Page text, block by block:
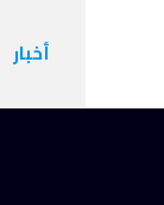
أخبار